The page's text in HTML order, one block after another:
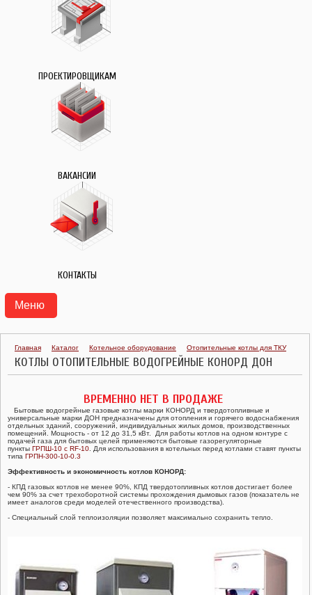
ПРОЕКТИРОВЩИКАМ
ВАКАНСИИ
КОНТАКТЫ
Меню
ПУНКТЫ ГАЗОРЕГУЛЯТОРНЫЕ БЛОЧНЫЕ ПГБ
ТРАНСПОРТАБЕЛЬНЫЕ КОТЕЛЬНЫЕ УСТАНОВКИ ТКУ
ГАЗОРЕГУЛЯТОРНЫЕ УСТАНОВКИ УГРШ, ГРУ
ГАЗОРЕГУЛЯТОРНЫЕ ПУНКТЫ ГРПШ, ГРПН, ГСГО
ПУНКТЫ УЧЕТА РАСХОДА ГАЗА ПУРГ
РЕГУЛЯТОРЫ ДАВЛЕНИЯ ГАЗА
ФИЛЬТРЫ ГАЗОВЫЕ ФГ
Главная Каталог Котельное оборудование Отопительные котлы для ТКУ
КОТЛЫ ОТОПИТЕЛЬНЫЕ ВОДОГРЕЙНЫЕ КОНОРД ДОН
ВРЕМЕННО НЕТ В ПРОДАЖЕ
Бытовые водогрейные газовые котлы марки КОНОРД и твердотопливные и
универсальные марки ДОН предназначены для отопления и горячего водоснабжения
отдельных зданий, сооружений, индивидуальных жилых домов, производственных
помещений. Мощность - от 12 до 31,5 кВт. Для работы котлов на одном контуре с
подачей газа для бытовых целей применяются бытовые газорегуляторные
пункты ГРПШ-10 с RF-10 . Для использования в котельных перед котлами ставят пункты
типа ГРПН-300-10-0.3
Эффективность и экономичность котлов КОНОРД:
- КПД газовых котлов не менее 90%, КПД твердотопливных котлов достигает более
чем 90% за счет трехоборотной системы прохождения дымовых газов (показатель не
имеет аналогов среди моделей отечественного производства).
- Специальный слой теплоизоляции позволяет максимально сохранить тепло.